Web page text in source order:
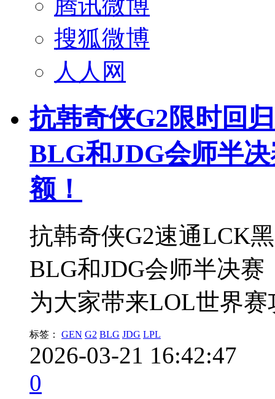
腾讯微博
搜狐微博
人人网
抗韩奇侠G2限时回
BLG和JDG会师半
额！
抗韩奇侠G2速通LCK
BLG和JDG会师半决
为大家带来LOL世界赛
标签： GEN G2 BLG JDG LPL
2026-03-21 16:42:47
0